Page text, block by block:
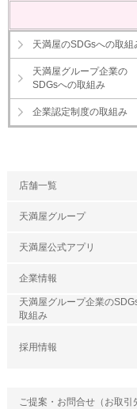
天満屋のSDGsへの取組
天満屋グループ企業の
SDGsへの取組み
企業認定制度の取組み
店舗一覧
天満屋グループ
天満屋公式アプリ
企業情報
天満屋グループ企業の
取組み
採用情報
ご提案・お問合せ（お取引